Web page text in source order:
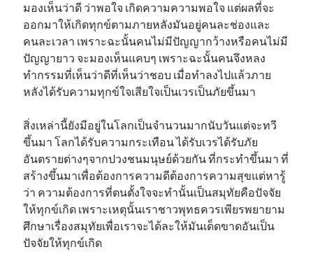
มองเห็นว่าดี ว่าพอใจ เกิดความความพอใจ แต่ผลที่จะ
ออกมาให้เกิดทุกข์ตามภายหลังมันอยู่คนละช่องและ
คนละเวลา เพราะฉะนั้นคนไม่มีปัญญากว้างหรือคนไม่มี
ปัญญายาว จะมองเห็นแคบๆ เพราะฉะนั้นคนจึงหลง
ทำกรรมที่เห็นว่าดีที่เห็นว่าชอบ เมื่อทำลงไปแล้วภาย
หลังได้รับความทุกข์ใจเสียใจเป็นเวรเป็นภัยขึ้นมา
สิ่งเหล่านี้ยังมีอยู่ในโลกเป็นจำนวนมากนับวันแต่จะทวี
ขึ้นมา โลกได้รับความกระเทือน ได้รับเวรได้รับภัย
อันตรายต่างๆจากปวงชนมนุษย์ด้วยกัน ที่กระทำขึ้นมา ที่
สร้างขึ้นมาเพื่อต้องการความดีต้องการความสุขแต่หารู้
ว่า ความต้องการที่ตนตั้งใจจะทำนั้นเป็นสมุทัยคือปัจจัย
ให้ทุกข์เกิด เพราะเหตุนั้นเราชาวพุทธควรเพียรพยายาม
ศึกษาเรื่องสมุทัยเพื่อเราจะได้ละให้มันเด็ดขาดอันเป็น
ปัจจัยให้ทุกข์เกิด